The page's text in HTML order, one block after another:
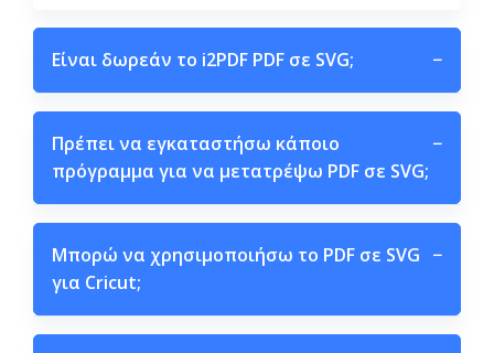
Είναι δωρεάν το i2PDF PDF σε SVG; −
Πρέπει να εγκαταστήσω κάποιο
πρόγραμμα για να μετατρέψω PDF σε SVG;
−
Μπορώ να χρησιμοποιήσω το PDF σε SVG
για Cricut;
−